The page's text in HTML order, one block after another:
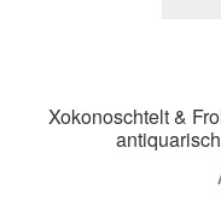
Xokonoschtelt &